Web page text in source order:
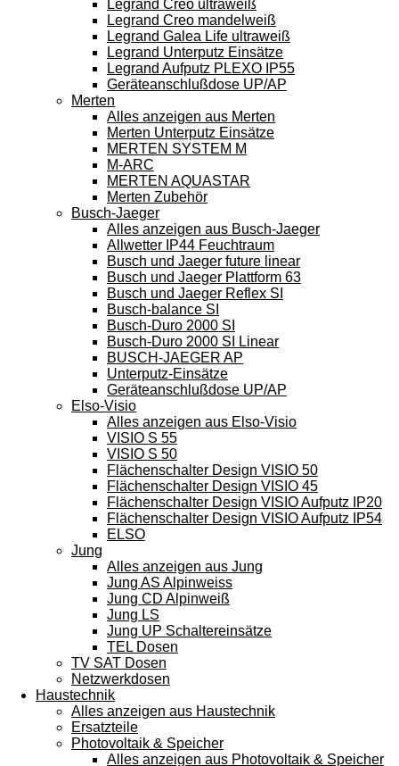
Legrand Creo ultraweiß
Legrand Creo mandelweiß
Legrand Galea Life ultraweiß
Legrand Unterputz Einsätze
Legrand Aufputz PLEXO IP55
Geräteanschlußdose UP/AP
Merten
Alles anzeigen aus Merten
Merten Unterputz Einsätze
MERTEN SYSTEM M
M-ARC
MERTEN AQUASTAR
Merten Zubehör
Busch-Jaeger
Alles anzeigen aus Busch-Jaeger
Allwetter IP44 Feuchtraum
Busch und Jaeger future linear
Busch und Jaeger Plattform 63
Busch und Jaeger Reflex SI
Busch-balance SI
Busch-Duro 2000 SI
Busch-Duro 2000 SI Linear
BUSCH-JAEGER AP
Unterputz-Einsätze
Geräteanschlußdose UP/AP
Elso-Visio
Alles anzeigen aus Elso-Visio
VISIO S 55
VISIO S 50
Flächenschalter Design VISIO 50
Flächenschalter Design VISIO 45
Flächenschalter Design VISIO Aufputz IP20
Flächenschalter Design VISIO Aufputz IP54
ELSO
Jung
Alles anzeigen aus Jung
Jung AS Alpinweiss
Jung CD Alpinweiß
Jung LS
Jung UP Schaltereinsätze
TEL Dosen
TV SAT Dosen
Netzwerkdosen
Haustechnik
Alles anzeigen aus Haustechnik
Ersatzteile
Photovoltaik & Speicher
Alles anzeigen aus Photovoltaik & Speicher